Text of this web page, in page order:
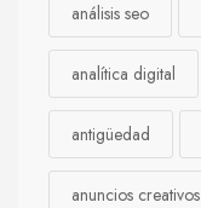
análisis seo
analítica digital
antigüedad
anuncios creativos